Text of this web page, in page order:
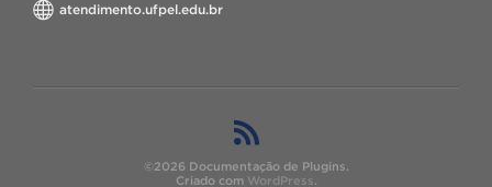
atendimento.ufpel.edu.br
©2026 Documentação de Plugins.
Criado com WordPress.